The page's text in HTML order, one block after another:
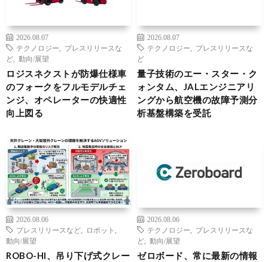
2026.08.07
テクノロジー
プレスリリースな
ど
動向/展望
ロジスネクストが防爆仕様車
のフォークをフルモデルチェ
ンジ、オペレーターの快適性
向上図る
2026.08.07
テクノロジー
プレスリリースな
ど
量子技術のエー・スター・ク
ォンタム、JALエンジニアリ
ングから航空機の故障予測分
析基盤構築を受託
2026.08.06
プレスリリースなど
ロボット
動向/展望
ROBO-HI、吊り下げ式クレー
2026.08.06
テクノロジー
プレスリリースな
ど
動向/展望
ゼロボード、常に最新の情報